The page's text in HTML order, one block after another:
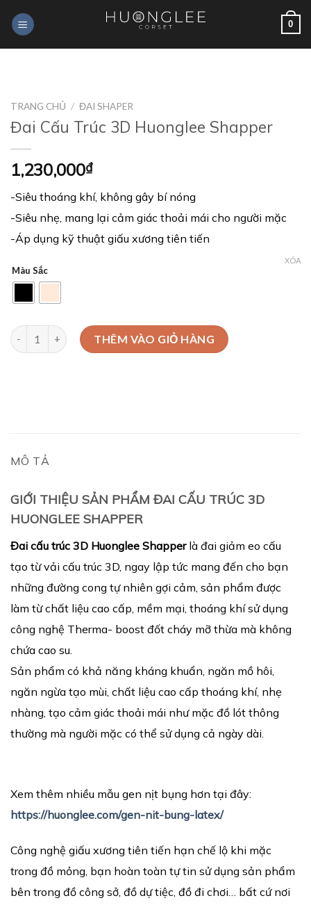
0
TRANG CHỦ / ĐAI SHAPER
Đai Cấu Trúc 3D Huonglee Shapper
1,230,000₫
-Siêu thoáng khí, không gây bí nóng
-Siêu nhẹ, mang lại cảm giác thoải mái cho người mặc
-Áp dụng kỹ thuật giấu xương tiên tiến
Màu Sắc
XÓA
Đai Cấu Trúc 3D Huonglee Shapper số lượng
THÊM VÀO GIỎ HÀNG
MÔ TẢ
GIỚI THIỆU SẢN PHẨM ĐAI CẤU TRÚC 3D
HUONGLEE SHAPPER
Đai cấu trúc 3D Huonglee Shapperlà đai giảm eo cấu
tạo từ vải cấu trúc 3D, ngay lập tức mang đến cho bạn
những đường cong tự nhiên gợi cảm, sản phẩm được
làm từ chất liệu cao cấp, mềm mại, thoáng khí sử dụng
công nghệ Therma- boost đốt cháy mỡ thừa mà không
chứa cao su.
Sản phẩm có khả năng kháng khuẩn, ngăn mồ hôi,
ngăn ngừa tạo mùi, chất liệu cao cấp thoáng khí, nhẹ
nhàng, tạo cảm giác thoải mái như mặc đồ lót thông
thường mà người mặc có thể sử dụng cả ngày dài.
Xem thêm nhiều mẫu gen nịt bụng hơn tại đây:
https://huonglee.com/gen-nit-bung-latex/
Công nghệ giấu xương tiên tiến hạn chế lộ khi mặc
trong đồ mỏng, bạn hoàn toàn tự tin sử dụng sản phẩm
bên trong đồ công sở, đồ dự tiệc, đồ đi chơi… bất cứ nơi